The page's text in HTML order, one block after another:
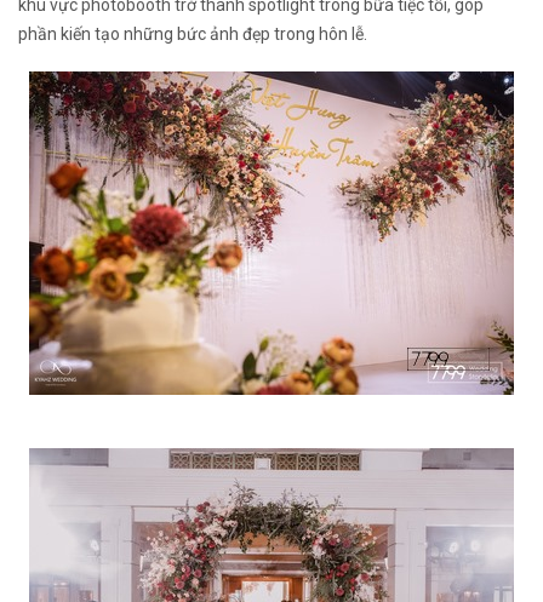
khu vực photobooth trở thành spotlight trong bữa tiệc tối, góp
phần kiến tạo những bức ảnh đẹp trong hôn lễ.